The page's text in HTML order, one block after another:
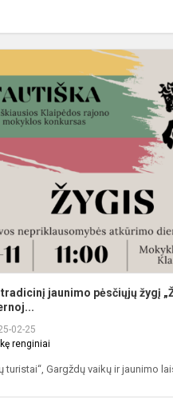
jaunimo pėsčiųjų žygį
02-25
renginiai
turistai“, Gargždų vaikų ir jaunimo